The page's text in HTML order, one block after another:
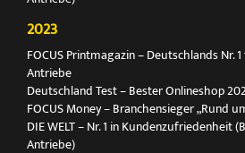
2023
FOCUS Printmagazin – Deutschlands Nr.
Antriebe
Deutschland Test – Bester Onlineshop
FOCUS Money – Branchensieger „Rund
DIE WELT – Nr. 1 in Kundenzufriedenheit
Antriebe)